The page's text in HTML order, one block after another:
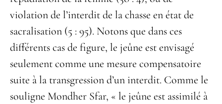
violation de l’interdit de la chasse en état de
sacralisation (5 : 95). Notons que dans ces
différents cas de figure, le jeûne est envisagé
seulement comme une mesure compensatoire
suite à la transgression d’un interdit. Comme le
souligne Mondher Sfar, « le jeûne est assimilé à